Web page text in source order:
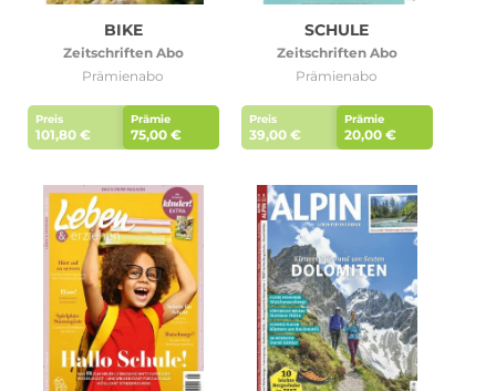
BIKE
Zeitschriften Abo
Prämienabo
Preis
101,80 €
Prämie
75,00 €
SCHULE
Zeitschriften Abo
Prämienabo
Preis
39,00 €
Prämie
20,00 €